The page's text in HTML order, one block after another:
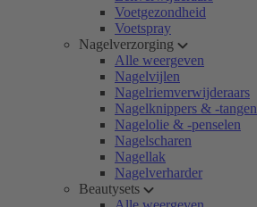
Voetgezondheid
Voetspray
Nagelverzorging
Alle weergeven
Nagelvijlen
Nagelriemverwijderaars
Nagelknippers & -tangen
Nagelolie & -penselen
Nagelscharen
Nagellak
Nagelverharder
Beautysets